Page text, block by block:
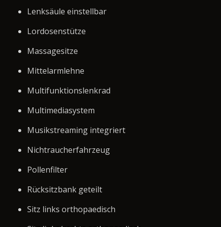
Lenksäule einstellbar
Lordosenstütze
Massagesitze
Mittelarmlehne
Multifunktionslenkrad
Multimediasystem
Musikstreaming integriert
Nichtraucherfahrzeug
Pollenfilter
Rücksitzbank geteilt
Sitz links orthopaedisch